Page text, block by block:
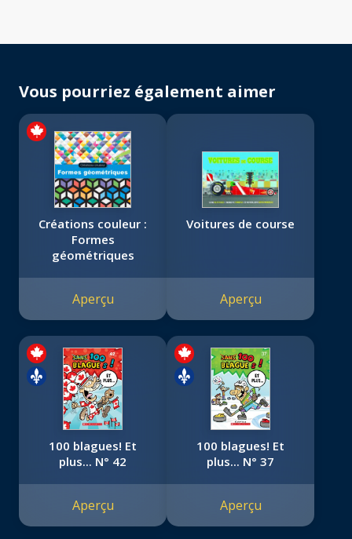
Vous pourriez également aimer
Créations couleur :
Formes
géométriques
Aperçu
Voitures de course
Aperçu
100 blagues! Et
plus... N° 42
Aperçu
100 blagues! Et
plus... N° 37
Aperçu